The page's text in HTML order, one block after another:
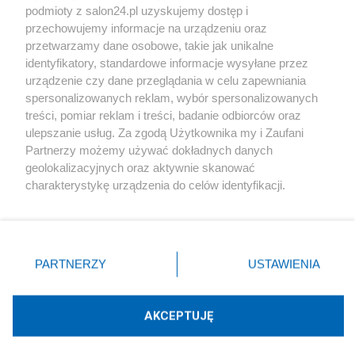
Społeczeństwo
Kultura
X Facebook Instagram Youtube
Technologię dostarcza:W3media.pl
podmioty z salon24.pl uzyskujemy dostęp i
przechowujemy informacje na urządzeniu oraz
przetwarzamy dane osobowe, takie jak unikalne
identyfikatory, standardowe informacje wysyłane przez
urządzenie czy dane przeglądania w celu zapewniania
spersonalizowanych reklam, wybór spersonalizowanych
treści, pomiar reklam i treści, badanie odbiorców oraz
ulepszanie usług. Za zgodą Użytkownika my i Zaufani
Partnerzy możemy używać dokładnych danych
geolokalizacyjnych oraz aktywnie skanować
charakterystykę urządzenia do celów identyfikacji.
zmienić/wycofać klikając przycisk ustawień prywatności
znajdujący się w lewym dolnym rogu strony
rodzaje przetwarzania danych nie wymagają zgody
użytkownika, ale masz prawo sprzeciwić się takiemu
przetwarzaniu. Preferencje będą miały zastosowania tylko
PARTNERZY USTAWIENIA
AKCEPTUJĘ